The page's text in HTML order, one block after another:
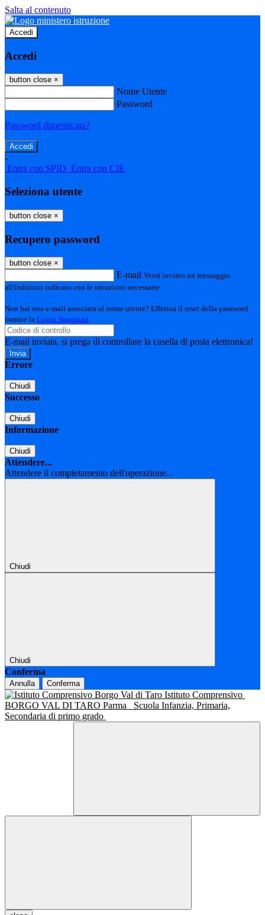
Salta al contenuto
Accedi
Accedi
button close ×
Nome Utente
Password
Password dimenticata?
-
Entra con SPID Entra con CIE
Seleziona utente
button close ×
Recupero password
button close ×
E-mail Verrà inviato un messaggio
all'indirizzo indicato con le istruzioni necessarie.
Non hai una e-mail associata al nome utente? Effettua il reset della password
tramite la Login Spaggiari
E-mail inviata, si prega di controllare la casella di posta elettronica!
Errore
Chiudi
Successo
Chiudi
Informazione
Chiudi
Attendere...
Attendere il completamento dell'operazione...
Chiudi
Chiudi
Conferma
Annulla Conferma
Istituto Comprensivo
BORGO VAL DI TARO Parma
Scuola Infanzia, Primaria,
Secondaria di primo grado